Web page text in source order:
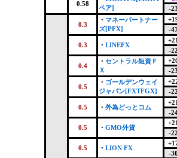
0.58
ペア]
-
0.3
・ マネーパートナー
ズ[PFX]
-
0.3 ・ LINEFX
-
0.4
・ セントラル短資Ｆ
Ｘ
-
0.5
・ ゴールデンウェイ
ジャパン[FXTFGX]
-
0.5 ・ 外為どっとコム
-
0.5 ・ GMO外貨
-
0.5 ・ LION FX
-